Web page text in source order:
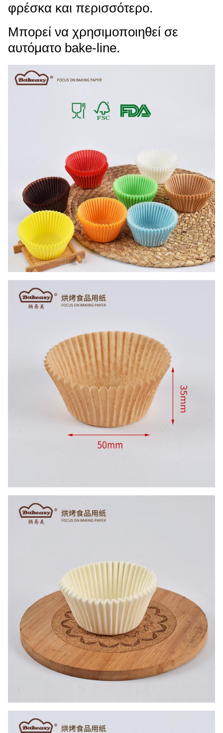
φρέσκα και περισσότερο.
Μπορεί να χρησιμοποιηθεί σε
αυτόματο bake-line.